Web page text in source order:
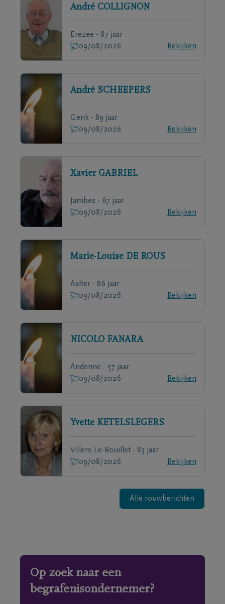
André COLLIGNON
Erezee - 87 jaar
09/08/2026
Bekijken
André SCHEEPERS
Genk - 89 jaar
09/08/2026
Bekijken
Xavier GABRIEL
Jambes - 67 jaar
09/08/2026
Bekijken
Marie-Louise DE ROUS
Aalter - 86 jaar
09/08/2026
Bekijken
NICOLO FANARA
Andenne - 57 jaar
09/08/2026
Bekijken
Yvette KETELSLEGERS
Villers-Le-Bouillet - 83 jaar
09/08/2026
Bekijken
Alle rouwberichten
Op zoek naar een
begrafenisondernemer?